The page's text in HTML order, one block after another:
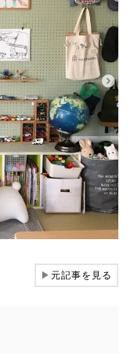
▶元記事を見る